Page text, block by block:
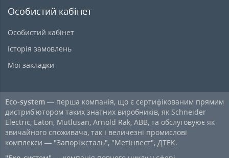
Особистий кабінет
Особистий кабінет
Історія замовлень
Мої закладки
Eco-system — перша компанія, що є сертифікованим прямим
дистриб'ютором таких знатних виробників, як Schneider
Electric, Eaton, Mutlusan, Arnold Rak, ABB, та обслуговуює як
звичайного споживача, так і величезні промислові
комплекси — "Запоріжсталь", "Метінвест", ДТЕК.